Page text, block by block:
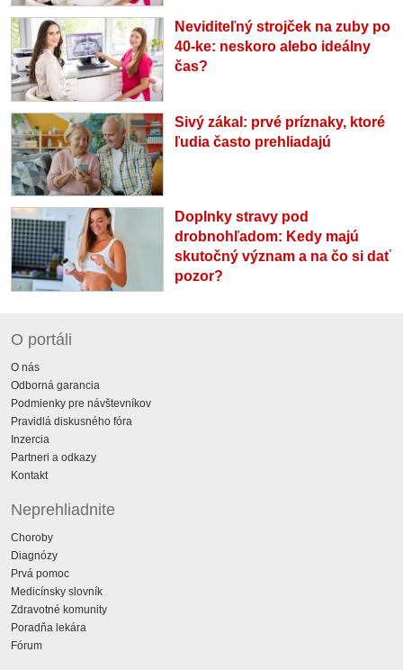
Neviditeľný strojček na zuby po
40-ke: neskoro alebo ideálny
čas?
Sivý zákal: prvé príznaky, ktoré
ľudia často prehliadajú
Doplnky stravy pod
drobnohľadom: Kedy majú
skutočný význam a na čo si dať
pozor?
O portáli
O nás
Odborná garancia
Podmienky pre návštevníkov
Pravidlá diskusného fóra
Inzercia
Partneri a odkazy
Kontakt
Neprehliadnite
Choroby
Diagnózy
Prvá pomoc
Medicínsky slovník
Zdravotné komunity
Poradňa lekára
Fórum